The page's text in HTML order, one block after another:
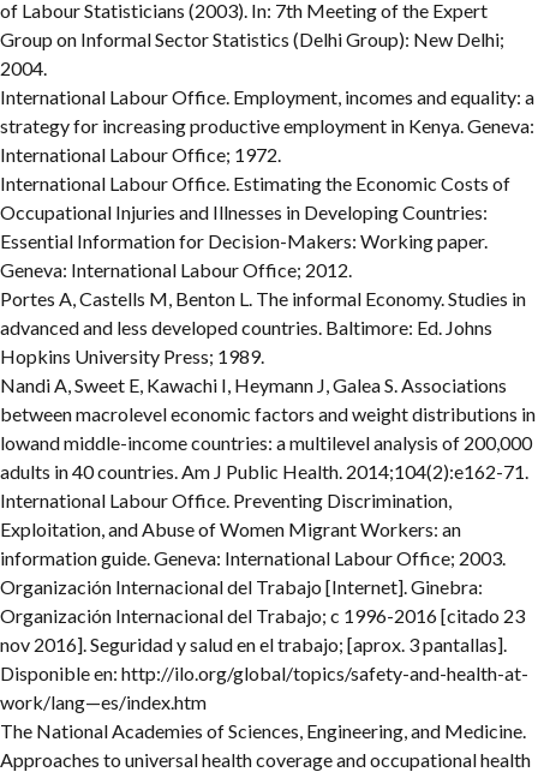
of Labour Statisticians (2003). In: 7th Meeting of the Expert
Group on Informal Sector Statistics (Delhi Group): New Delhi;
2004.
International Labour Office. Employment, incomes and equality: a
strategy for increasing productive employment in Kenya. Geneva:
International Labour Office; 1972.
International Labour Office. Estimating the Economic Costs of
Occupational Injuries and Illnesses in Developing Countries:
Essential Information for Decision-Makers: Working paper.
Geneva: International Labour Office; 2012.
Portes A, Castells M, Benton L. The informal Economy. Studies in
advanced and less developed countries. Baltimore: Ed. Johns
Hopkins University Press; 1989.
Nandi A, Sweet E, Kawachi I, Heymann J, Galea S. Associations
between macrolevel economic factors and weight distributions in
lowand middle-income countries: a multilevel analysis of 200,000
adults in 40 countries. Am J Public Health. 2014;104(2):e162-71.
International Labour Office. Preventing Discrimination,
Exploitation, and Abuse of Women Migrant Workers: an
information guide. Geneva: International Labour Office; 2003.
Organización Internacional del Trabajo [Internet]. Ginebra:
Organización Internacional del Trabajo; c 1996-2016 [citado 23
nov 2016]. Seguridad y salud en el trabajo; [aprox. 3 pantallas].
Disponible en: http://ilo.org/global/topics/safety-and-health-at-
work/lang—es/index.htm
The National Academies of Sciences, Engineering, and Medicine.
Approaches to universal health coverage and occupational health